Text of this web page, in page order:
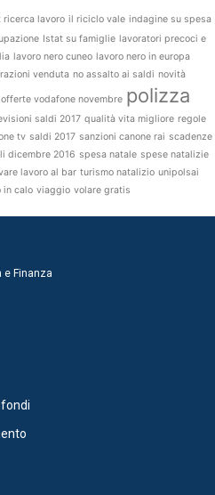
lavoro il riciclo vale indagine su spesa
Istat su famiglie lavoratori precoci e
lavoro nero cuneo lavoro nero in europa
venduta no assalto ai saldi novità
offerte vodafone novembre polizza
saldi 2017 qualità vita migliore regole
tv saldi 2017 sanzioni canone rai scadenze
dicembre 2016 spesa natale spese natalizie
lavoro al bar turismo natalizio unipolsai
in calo viaggio volare gratis
e Finanza